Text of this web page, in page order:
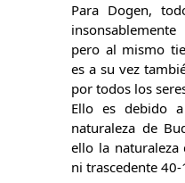
Para Dogen,
pero al mismo
es a su vez
por todos los
Ello es debido
naturaleza de
ello la
ni trascedente